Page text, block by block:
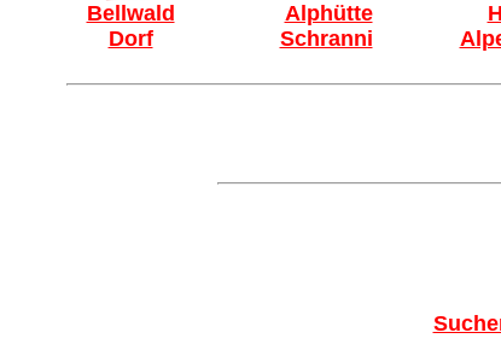
Bellwald
Dorf
Alphütte
Schranni